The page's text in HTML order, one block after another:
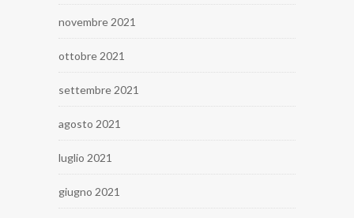
novembre 2021
ottobre 2021
settembre 2021
agosto 2021
luglio 2021
giugno 2021